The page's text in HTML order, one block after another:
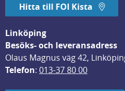
Hitta till FOI Kista
Linköping
Besöks- och leveransadress
Olaus Magnus väg 42,
Telefon: 013-37 80 00